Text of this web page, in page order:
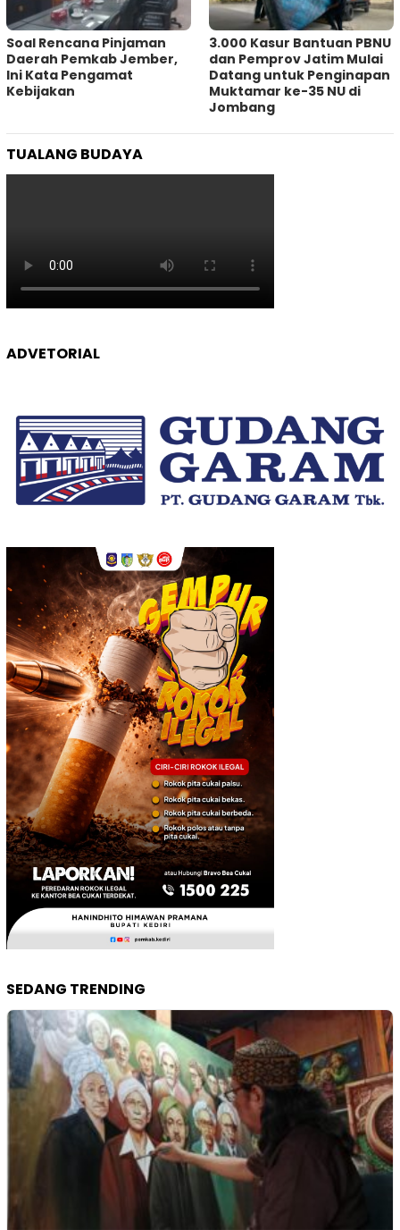
‎Soal Rencana Pinjaman
Daerah Pemkab Jember,
Ini Kata Pengamat
Kebijakan ‎
3.000 Kasur Bantuan PBNU
dan Pemprov Jatim Mulai
Datang untuk Penginapan
Muktamar ke-35 NU di
Jombang
TUALANG BUDAYA
ADVETORIAL
SEDANG TRENDING